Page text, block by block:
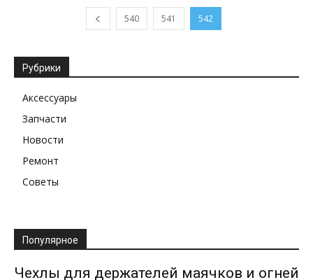
540 541 542
Рубрики
Аксессуары
Запчасти
Новости
Ремонт
Советы
Популярное
Чехлы для держателей маячков и огней